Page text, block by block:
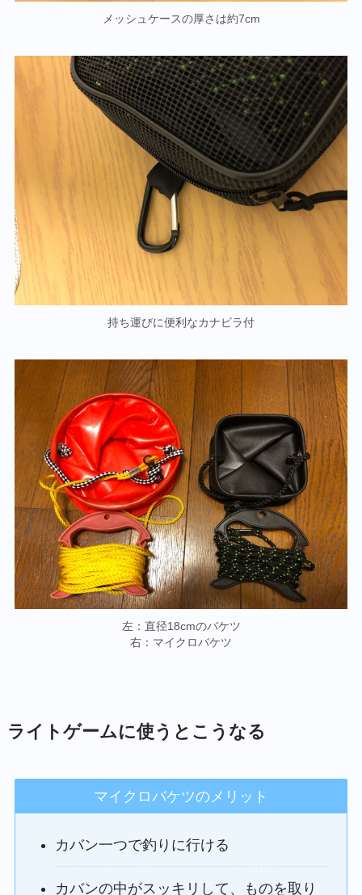
メッシュケースの厚さは約7cm
持ち運びに便利なカナビラ付
左：直径18cmのバケツ
右：マイクロバケツ
ライトゲームに使うとこうなる
マイクロバケツのメリット
カバン一つで釣りに行ける
カバンの中がスッキリして、ものを取り